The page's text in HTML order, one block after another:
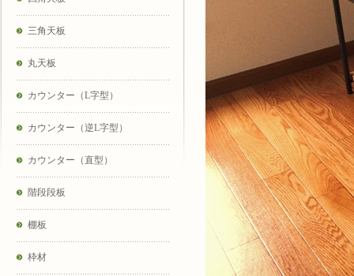
三角天板
丸天板
カウンター（L字型）
カウンター（逆L字型）
カウンター（直型）
階段段板
棚板
枠材